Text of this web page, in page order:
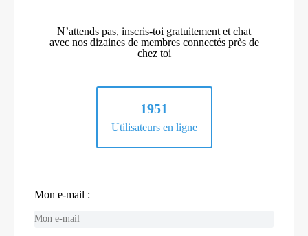
N’attends pas, inscris-toi gratuitement et chat
avec nos dizaines de membres connectés près de
chez toi
1951
Utilisateurs en ligne
Mon e-mail :